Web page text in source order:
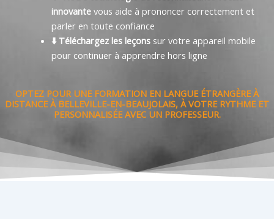
innovantevous aide à prononcer correctement et
parler en toute confiance
⬇️ Téléchargez les leçonssur votre appareil mobile
pour continuer à apprendre hors ligne
OPTEZ POUR UNE FORMATION EN LANGUE ÉTRANGÈRE À
DISTANCE À BELLEVILLE-EN-BEAUJOLAIS, À VOTRE RYTHME ET
PERSONNALISÉE AVEC UN PROFESSEUR.